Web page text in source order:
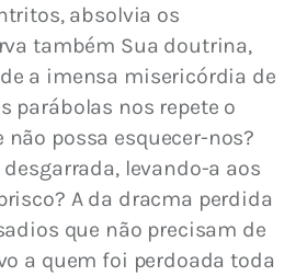
absolvia os
também Sua doutrina,
a imensa misericórdia de
parábolas nos repete o
não possa esquecer-nos?
desgarrada, levando-a aos
A da dracma perdida
que não precisam de
a quem foi perdoada toda